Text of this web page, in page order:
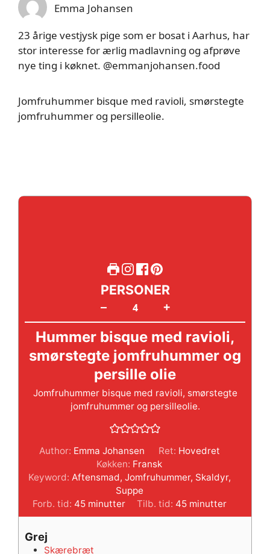
Emma Johansen
23 årige vestjysk pige som er bosat i Aarhus, har
stor interesse for ærlig madlavning og afprøve
nye ting i køknet. @emmanjohansen.food
Jomfruhummer bisque med ravioli, smørstegte
jomfruhummer og persilleolie.
– +
PERSONER
Hummer bisque med ravioli,
smørstegte jomfruhummer og
persille olie
Jomfruhummer bisque med ravioli, smørstegte
jomfruhummer og persilleolie.
Author: Emma Johansen Ret: Hovedret
Køkken: Fransk
Keyword: Aftensmad, Jomfruhummer, Skaldyr,
Suppe
Forb. tid: 45minutter
minutter Tilb. tid: 45minutter
minutter
Grej
Skærebræt